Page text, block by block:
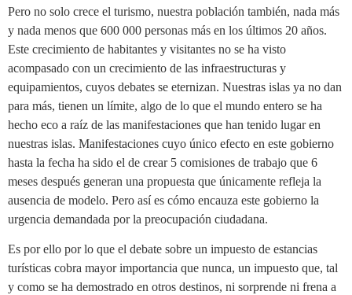
Pero no solo crece el turismo, nuestra población también, nada más
y nada menos que 600 000 personas más en los últimos 20 años.
Este crecimiento de habitantes y visitantes no se ha visto
acompasado con un crecimiento de las infraestructuras y
equipamientos, cuyos debates se eternizan. Nuestras islas ya no dan
para más, tienen un límite, algo de lo que el mundo entero se ha
hecho eco a raíz de las manifestaciones que han tenido lugar en
nuestras islas. Manifestaciones cuyo único efecto en este gobierno
hasta la fecha ha sido el de crear 5 comisiones de trabajo que 6
meses después generan una propuesta que únicamente refleja la
ausencia de modelo. Pero así es cómo encauza este gobierno la
urgencia demandada por la preocupación ciudadana.
Es por ello por lo que el debate sobre un impuesto de estancias
turísticas cobra mayor importancia que nunca, un impuesto que, tal
y como se ha demostrado en otros destinos, ni sorprende ni frena a